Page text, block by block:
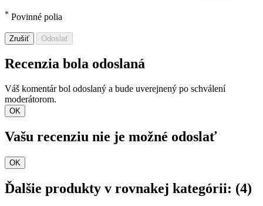
* Povinné polia
Zrušiť Odoslať
Recenzia bola odoslaná
Váš komentár bol odoslaný a bude uverejnený po schválení
moderátorom.
OK
Vašu recenziu nie je možné odoslať
OK
Ďalšie produkty v rovnakej kategórii: (4)